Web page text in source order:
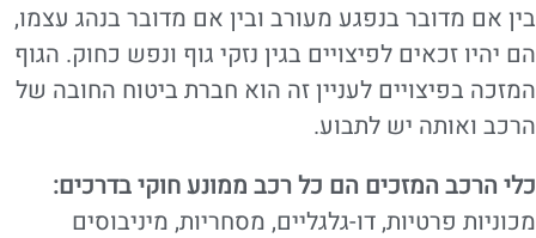
בין אם מדובר בנפגע מעורב ובין אם מדובר בנהג עצמו,
הם יהיו זכאים לפיצויים בגין נזקי גוף ונפש כחוק. הגוף
המזכה בפיצויים לעניין זה הוא חברת ביטוח החובה של
הרכב ואותה יש לתבוע.
כלי הרכב המזכים הם כל רכב ממונע חוקי בדרכים:
מכוניות פרטיות, דו-גלגליים, מסחריות, מיניבוסים